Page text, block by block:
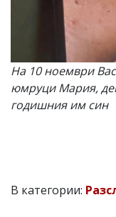
На 10 ноември
юмруци Мария,
годишния им син
В категории: